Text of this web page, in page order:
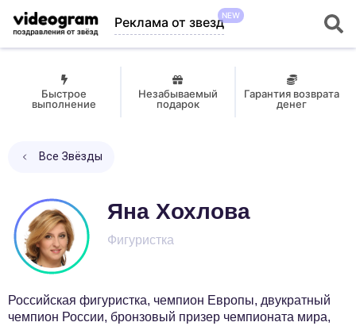
Реклама от звездNEW
Быстрое
выполнение
Незабываемый
подарок
Гарантия возврата
денег
Все Звёзды
Яна Хохлова
Фигуристка
Российская фигуристка, чемпион Европы, двукратный
чемпион России, бронзовый призер чемпионата мира,